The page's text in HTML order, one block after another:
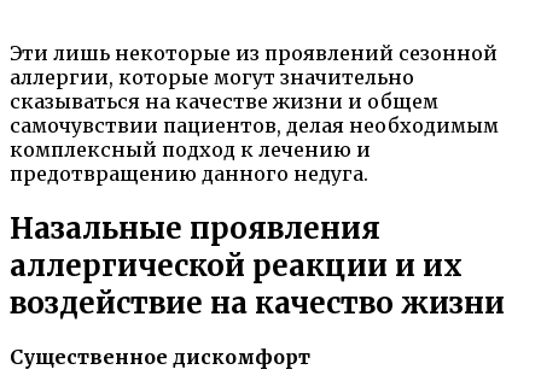
Эти лишь некоторые из проявлений сезонной
аллергии, которые могут значительно
сказываться на качестве жизни и общем
самочувствии пациентов, делая необходимым
комплексный подход к лечению и
предотвращению данного недуга.
Назальные проявления
аллергической реакции и их
воздействие на качество жизни
Существенное дискомфорт